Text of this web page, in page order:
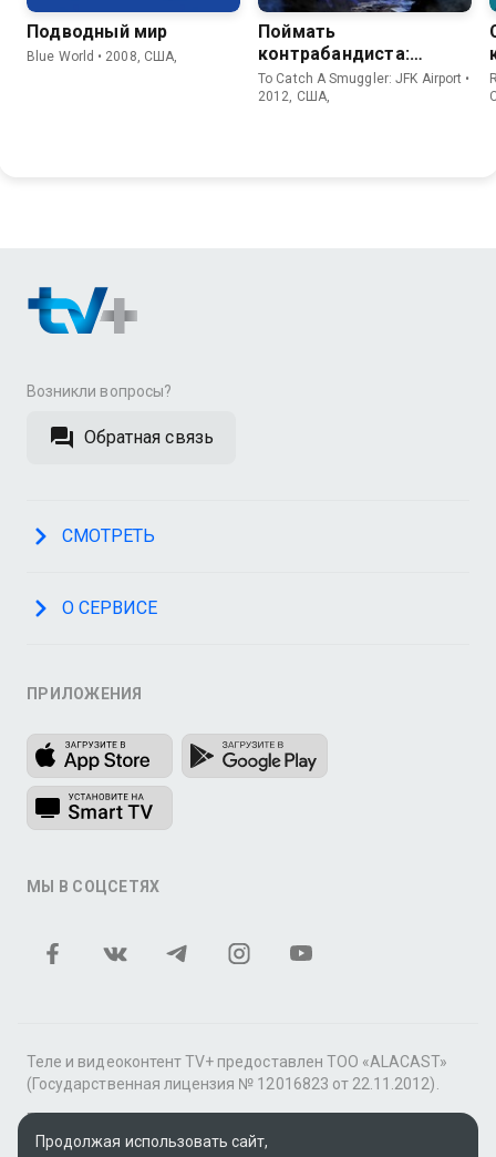
Подводный мир
Blue World • 2008, США,
Поймать
контрабандиста:
Аэропорт Кеннеди
To Catch A Smuggler: JFK Airport •
2012, США,
Возникли вопросы?
Обратная связь
СМОТРЕТЬ
О СЕРВИСЕ
ПРИЛОЖЕНИЯ
МЫ В СОЦСЕТЯХ
Теле и видеоконтент TV+ предоставлен ТОО «ALACAST»
(Государственная лицензия № 12016823 от 22.11.2012).
В рамках услуги «Видео по подписке» для «Пакета
фильмов и сериалов tv+» контент предоставляется
Продолжая использовать сайт,